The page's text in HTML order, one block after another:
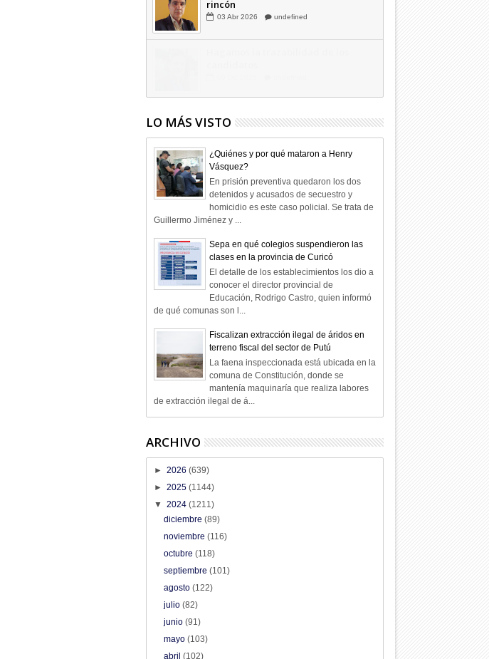
LO MÁS VISTO
¿Quiénes y por qué mataron a Henry
Vásquez?
En prisión preventiva quedaron los dos
detenidos y acusados de secuestro y
homicidio es este caso policial. Se trata de
Guillermo Jiménez y ...
Sepa en qué colegios suspendieron las
clases en la provincia de Curicó
El detalle de los establecimientos los dio a
conocer el director provincial de
Educación, Rodrigo Castro, quien informó
de qué comunas son l...
Fiscalizan extracción ilegal de áridos en
terreno fiscal del sector de Putú
La faena inspeccionada está ubicada en la
comuna de Constitución, donde se
mantenía maquinaría que realiza labores
de extracción ilegal de á...
ARCHIVO
► 2026 (639)
► 2025 (1144)
▼ 2024 (1211)
diciembre(89)
noviembre(116)
octubre(118)
septiembre(101)
agosto(122)
julio(82)
junio(91)
mayo(103)
abril(102)